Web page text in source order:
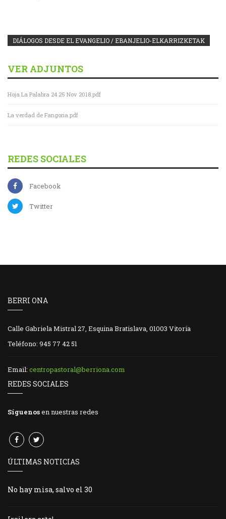
DIÁLOGOS DESDE EL EVANGELIO / EBANJELIO-ELKARRIZKETAK
VER ADJUNTOS
Hoja La Palabra 24 25 Nov 2018.pdf
La verdad de Fangoria.pdf
REDES SOCIALES
Facebook
Twitter
BERRI ONA
Calle Gabriela Mistral 27, Esquina Bratislava, 01003 Vitoria
Teléfono: 945 77 42 51
Email: centropastoral@berriona.com
REDES SOCIALES
Síguenosen nuestras redes
ÚLTIMAS NOTICIAS
No hay misa, salvo el 30